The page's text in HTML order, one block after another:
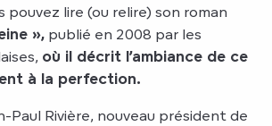
pouvez lire (ou relire) son roman
», publié en 2008 par les
où il décrit l’ambiance de ce
à la perfection.
Paul Rivière, nouveau président de